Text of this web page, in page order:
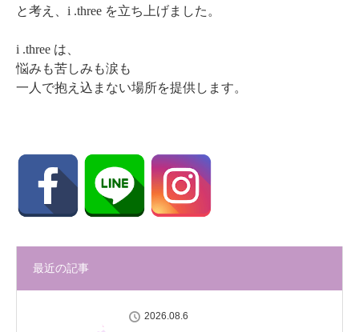
と考え、i .three を立ち上げました。
i .three は、
悩みも苦しみも涙も
一人で抱え込まない場所を提供します。
最近の記事
2026.08.6